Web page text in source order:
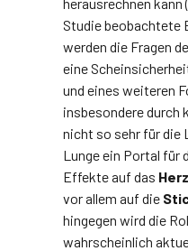
herausrechnen
Studie beobachtete
werden die Fragen
eine
und eines weiteren
insbesondere durch
nicht so sehr für die
Lunge ein Portal für
Effekte auf das
vor allem auf die
hingegen wird die
wahrscheinlich